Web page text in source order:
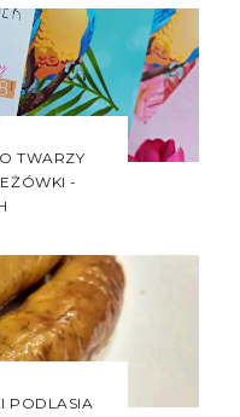
TWARZY
-
PODLASIA